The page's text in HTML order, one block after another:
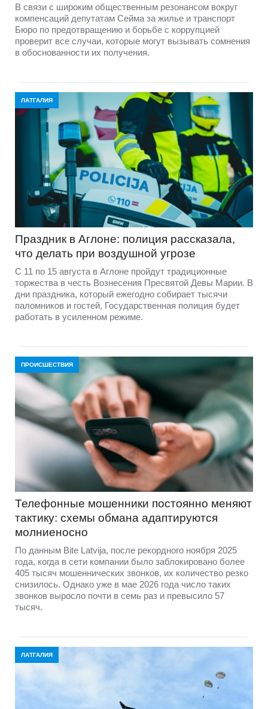
В связи с широким общественным резонансом вокруг
компенсаций депутатам Сейма за жилье и транспорт
Бюро по предотвращению и борьбе с коррупцией
проверит все случаи, которые могут вызывать сомнения
в обоснованности их получения.
ЛАТГАЛИЯ
Праздник в Аглоне: полиция рассказала,
что делать при воздушной угрозе
С 11 по 15 августа в Аглоне пройдут традиционные
торжества в честь Вознесения Пресвятой Девы Марии. В
дни праздника, который ежегодно собирает тысячи
паломников и гостей, Государственная полиция будет
работать в усиленном режиме.
ПРОИСШЕСТВИЯ
Телефонные мошенники постоянно меняют
тактику: схемы обмана адаптируются
молниеносно
По данным Bite Latvija, после рекордного ноября 2025
года, когда в сети компании было заблокировано более
405 тысяч мошеннических звонков, их количество резко
снизилось. Однако уже в мае 2026 года число таких
звонков выросло почти в семь раз и превысило 57
тысяч.
ЛАТГАЛИЯ